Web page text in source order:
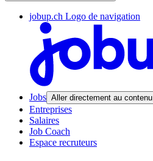
jobup.ch Logo de navigation
Jobs Aller directement au contenu
Entreprises
Salaires
Job Coach
Espace recruteurs